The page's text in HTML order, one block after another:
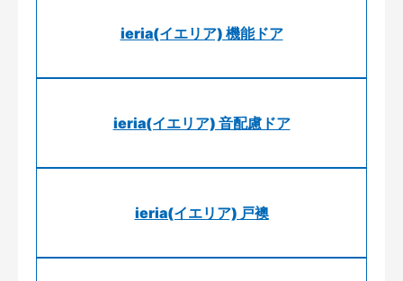
ieria(イエリア) 機能ドア
ieria(イエリア) 音配慮ドア
ieria(イエリア) 戸襖